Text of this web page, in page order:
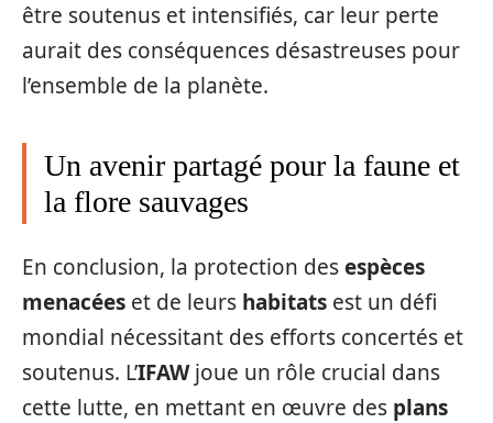
être soutenus et intensifiés, car leur perte
aurait des conséquences désastreuses pour
l’ensemble de la planète.
Un avenir partagé pour la faune et
la flore sauvages
En conclusion, la protection desespèces
menacées et de leurs habitats est un défi
mondial nécessitant des efforts concertés et
soutenus. L’IFAWjoue un rôle crucial dans
cette lutte, en mettant en œuvre des plans